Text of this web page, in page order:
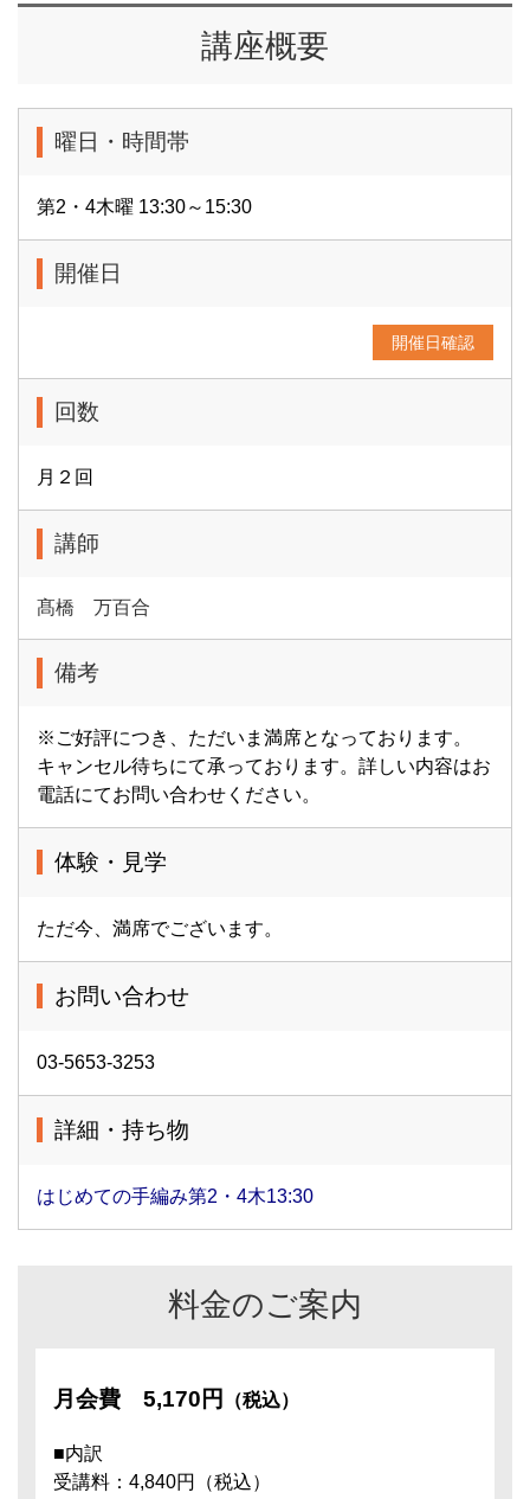
講座概要
曜日・時間帯
第2・4木曜 13:30～15:30
開催日
開催日確認
回数
月２回
講師
髙橋 万百合
備考
※ご好評につき、ただいま満席となっております。
キャンセル待ちにて承っております。詳しい内容はお
電話にてお問い合わせください。
体験・見学
ただ今、満席でございます。
お問い合わせ
03-5653-3253
詳細・持ち物
はじめての手編み第2・4木13:30
料金のご案内
月会費 5,170円 （税込）
■内訳
受講料：4,840円（税込）